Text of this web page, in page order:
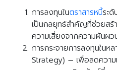
การลงทุนในตราสารหนี้ระ
เป็นกลยุทธ์สำคัญที่ช่วยสร้
ความเสี่ยงจากความผันผ
การกระจายการลงทุนใน
Strategy) – เพื่อลดความ